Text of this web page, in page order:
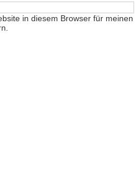
in diesem Browser für meinen